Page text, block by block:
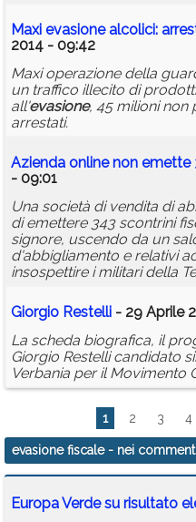
Maxi evasionealcolici:
2014 - 09:42
Maxi operazione della
un traffico illecito di
all'evasione, 45 milioni non
arrestati.
Azienda online non emette
- 09:01
Una società di vendita di
di emettere 343 scontrini
signore, uscendo da un
d'abbigliamento e relativi
insospettire i militari della
Giorgio Restelli - 29 Aprile
La scheda biografica, il
Giorgio Restelli candidato
Verbania per il Movimento
1 2 3 4
evasione fiscale- nei
Europa Verde su risultato